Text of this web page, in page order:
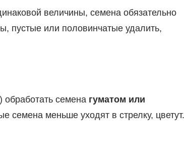
величины, семена обязательно
пустые или половинчатые удалить,
семена гуматом или
семена меньше уходят в стрелку, цветут.